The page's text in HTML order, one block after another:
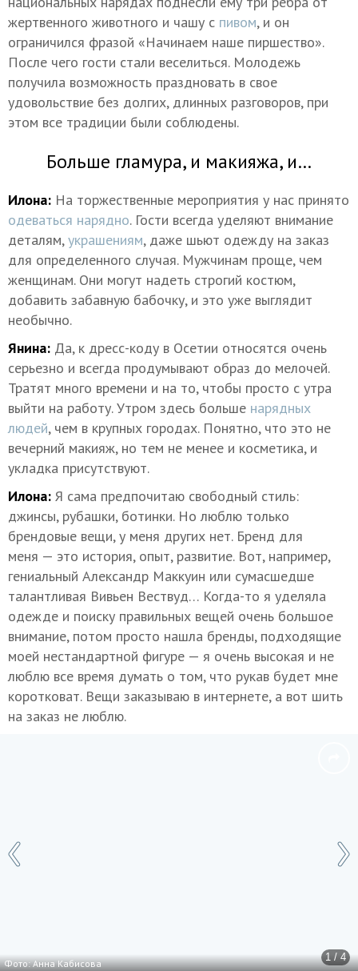
жертвенного животного и чашу с пивом, и он
ограничился фразой «Начинаем наше пиршество».
После чего гости стали веселиться. Молодежь
получила возможность праздновать в свое
удовольствие без долгих, длинных разговоров, при
этом все традиции были соблюдены.
Больше гламура, и макияжа, и…
Илона: На торжественные мероприятия у нас принято
одеваться нарядно. Гости всегда уделяют внимание
деталям,украшениям, даже шьют одежду на заказ
для определенного случая. Мужчинам проще, чем
женщинам. Они могут надеть строгий костюм,
добавить забавную бабочку, и это уже выглядит
необычно.
Янина: Да, к дресс-коду в Осетии относятся очень
серьезно и всегда продумывают образ до мелочей.
Тратят много времени и на то, чтобы просто с утра
выйти на работу. Утром здесь больше нарядных
людей, чем в крупных городах. Понятно, что это не
вечерний макияж, но тем не менее и косметика, и
укладка присутствуют.
Илона: Я сама предпочитаю свободный стиль:
джинсы, рубашки, ботинки. Но люблю только
брендовые вещи, у меня других нет. Бренд для
меня — это история, опыт, развитие. Вот, например,
гениальный Александр Маккуин или сумасшедше
талантливая Вивьен Вествуд… Когда-то я уделяла
одежде и поиску правильных вещей очень большое
внимание, потом просто нашла бренды, подходящие
моей нестандартной фигуре — я очень высокая и не
люблю все время думать о том, что рукав будет мне
коротковат. Вещи заказываю в интернете, а вот шить
на заказ не люблю.
1 / 4
Фото: Анна Кабисова